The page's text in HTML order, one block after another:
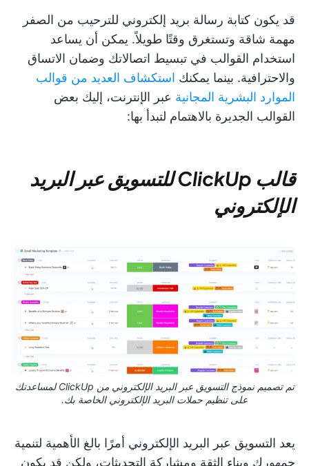
قد يكون كتابة رسالة بريد إلكتروني للترحيب من الصفر
مهمة شاقة وتستغرق وقتًا طويلاً. يمكن أن يساعد
استخدام القوالب في تبسيط اتصالاتك وضمان الاتساق
والاحترافية. بينما يمكنك استكشاف العديد من قوالب
الموارد البشرية المجانية عبر الإنترنت، إليك بعض
القوالب الجديرة بالاهتمام لتبدأ بها:
قالب ClickUp للتسويق عبر البريد
الإلكتروني
تم تصميم نموذج التسويق عبر البريد الإلكتروني من ClickUp لمساعدتك
على تنظيم حملات البريد الإلكتروني الخاصة بك.
يعد التسويق عبر البريد الإلكتروني أمرًا بالغ الأهمية لتنمية
جمهورك وبناء الثقة ومشاركة التحديثات، ولكن قد يكون